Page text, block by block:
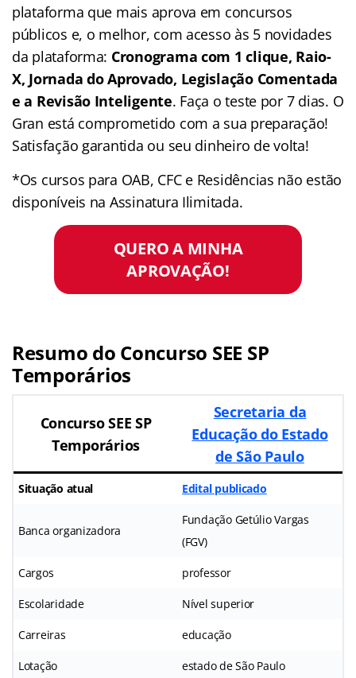
plataforma que mais aprova em concursos
públicos e, o melhor, com acesso às 5 novidades
da plataforma: Cronograma com 1 clique, Raio-
X, Jornada do Aprovado, Legislação Comentada
e a Revisão Inteligente. Faça o teste por 7 dias. O
Gran está comprometido com a sua preparação!
Satisfação garantida ou seu dinheiro de volta!
*Os cursos para OAB, CFC e Residências não estão
disponíveis na Assinatura Ilimitada.
QUERO A MINHA
APROVAÇÃO!
Resumo do Concurso SEE SP
Temporários
Concurso SEE SP
Temporários
Secretaria da
Educação do Estado
de São Paulo
Situação atual Edital publicado
Banca organizadora
Fundação Getúlio Vargas
(FGV)
Cargos professor
Escolaridade Nível superior
Carreiras educação
Lotação estado de São Paulo